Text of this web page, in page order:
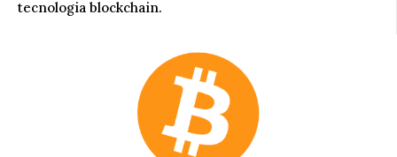
tecnologia blockchain.